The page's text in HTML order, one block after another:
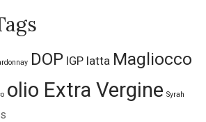
DOP IGP latta Magliocco
olio Extra Vergine Syrah